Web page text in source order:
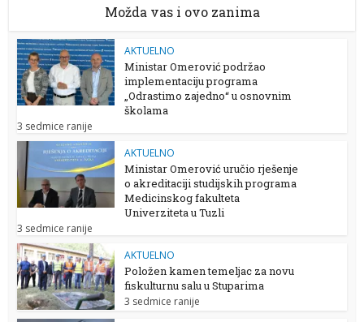
Možda vas i ovo zanima
AKTUELNO
Ministar Omerović podržao
implementaciju programa
„Odrastimo zajedno“ u osnovnim
školama
3 sedmice ranije
AKTUELNO
Ministar Omerović uručio rješenje
o akreditaciji studijskih programa
Medicinskog fakulteta
Univerziteta u Tuzli
3 sedmice ranije
AKTUELNO
Položen kamen temeljac za novu
fiskulturnu salu u Stuparima
3 sedmice ranije